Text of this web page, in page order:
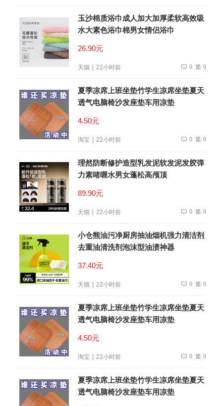
玉沙棉质浴巾成人加大加厚柔软高效吸
水大素色浴巾棉男女情侣浴巾
26.90元
天猫 22小时前 0 0
夏季凉席上班坐垫竹学生凉席坐垫夏天
透气电脑椅沙发座垫车用凉垫
4.50元
淘宝 22小时前 0 0
理然防断修护造型乳发泥软发泥发胶弹
力素啫喱水男女蓬松高颅顶
89.90元
天猫 22小时前 0 0
小仓熊油污净厨房抽油烟机强力清洁剂
去重油清洗剂泡沫型油渍神器
37.40元
天猫 22小时前 0 0
夏季凉席上班坐垫竹学生凉席坐垫夏天
透气电脑椅沙发座垫车用凉垫
4.50元
淘宝 22小时前 0 0
夏季凉席上班坐垫竹学生凉席坐垫夏天
透气电脑椅沙发座垫车用凉垫